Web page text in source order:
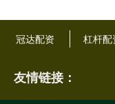
冠达配资 杠杆配
友情链接：